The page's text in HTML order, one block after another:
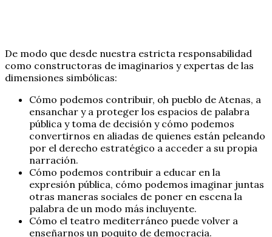
De modo que desde nuestra estricta responsabilidad
como constructoras de imaginarios y expertas de las
dimensiones simbólicas:
Cómo podemos contribuir, oh pueblo de Atenas, a
ensanchar y a proteger los espacios de palabra
pública y toma de decisión y cómo podemos
convertirnos en aliadas de quienes están peleando
por el derecho estratégico a acceder a su propia
narración.
Cómo podemos contribuir a educar en la
expresión pública, cómo podemos imaginar juntas
otras maneras sociales de poner en escena la
palabra de un modo más incluyente.
Cómo el teatro mediterráneo puede volver a
enseñarnos un poquito de democracia.